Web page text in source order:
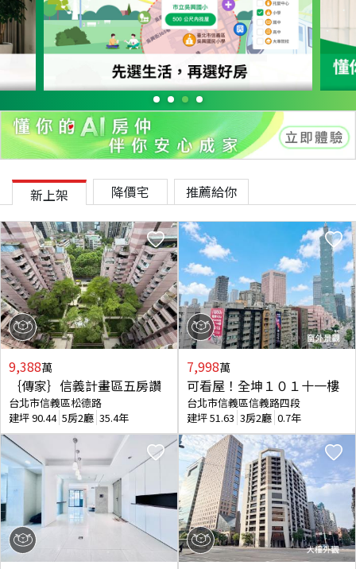
新上架 降價宅 推薦給你
9,388萬
｛傳家｝信義計畫區五房讚
台北市信義區松德路
建坪90.44 5房2廳 35.4年
7,998萬
可看屋！全坤１０１十一樓
台北市信義區信義路四段
建坪51.63 3房2廳 0.7年